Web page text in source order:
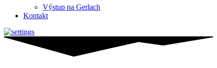
Výstup na Gerlach
Kontakt